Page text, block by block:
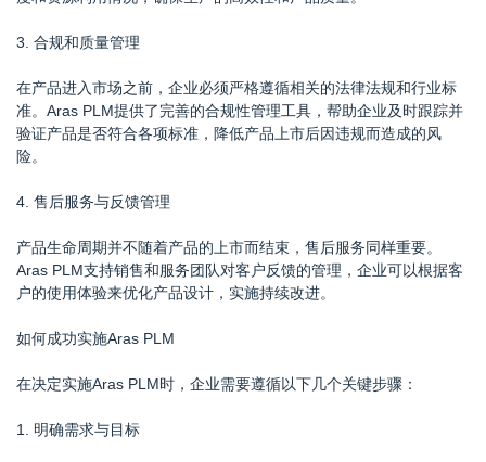
3. 合规和质量管理
在产品进入市场之前，企业必须严格遵循相关的法律法规和行业标
准。Aras PLM提供了完善的合规性管理工具，帮助企业及时跟踪并
验证产品是否符合各项标准，降低产品上市后因违规而造成的风
险。
4. 售后服务与反馈管理
产品生命周期并不随着产品的上市而结束，售后服务同样重要。
Aras PLM支持销售和服务团队对客户反馈的管理，企业可以根据客
户的使用体验来优化产品设计，实施持续改进。
如何成功实施Aras PLM
在决定实施Aras PLM时，企业需要遵循以下几个关键步骤：
1. 明确需求与目标